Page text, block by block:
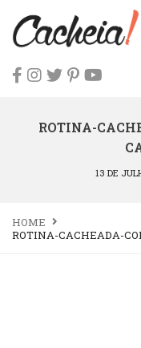
ROTINA-
13 DE
HOME
ROTINA-CACHEADA-